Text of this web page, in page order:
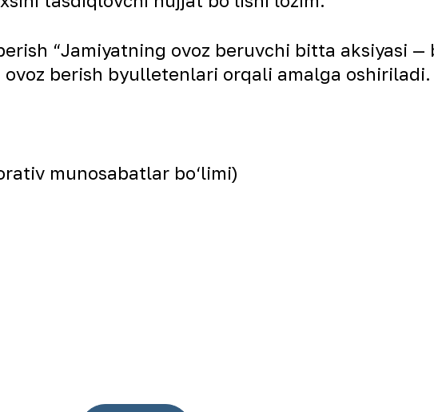
“Jamiyatning ovoz beruvchi bitta aksiyasi —
berish byulletenlari orqali amalga oshiriladi.
munosabatlar bo‘limi)